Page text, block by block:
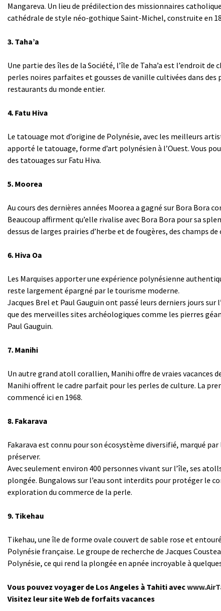
Mangareva. Un lieu de prédilection des missionnaires
cathédrale de style néo-gothique Saint-Michel, construite en
3. Taha’a
Une partie des îles de la Société, l’île de Taha’a est l’endroit
perles noires parfaites et gousses de vanille cultivées dans
restaurants du monde entier.
4. Fatu Hiva
Le tatouage mot d’origine de Polynésie, avec les meilleurs
apporté le tatouage, forme d’art polynésien à l’Ouest. Vous
des tatouages ​​sur Fatu Hiva.
5. Moorea
Au cours des dernières années Moorea a gagné sur Bora Bora
Beaucoup affirment qu’elle rivalise avec Bora Bora pour sa
dessus de larges prairies d’herbe et de fougères, des champs
6. Hiva Oa
Les Marquises apporter une expérience polynésienne
reste largement épargné par le tourisme moderne.
Jacques Brel et Paul Gauguin ont passé leurs derniers jours sur
que des merveilles sites archéologiques comme les pierres
Paul Gauguin.
7. Manihi
Un autre grand atoll corallien, Manihi offre de vraies vacances
Manihi offrent le cadre parfait pour les perles de culture. La
commencé ici en 1968.
8. Fakarava
Fakarava est connu pour son écosystème diversifié, marqué par
préserver.
Avec seulement environ 400 personnes vivant sur ​​l’île, ses
plongée. Bungalows sur l’eau sont interdits pour protéger le
exploration du commerce de la perle.
9. Tikehau
Tikehau, une île de forme ovale couvert de sable rose et
Polynésie française. Le groupe de recherche de Jacques
Polynésie, ce qui rend la plongée en apnée incroyable à
Vous pouvez voyager de Los Angeles à Tahiti avec
Visitez leur site Web de forfaits vacances